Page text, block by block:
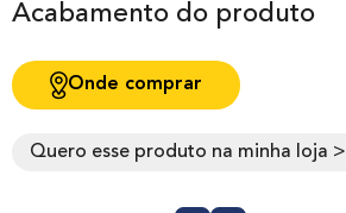
Acabamento do produto
Onde comprar
Quero esse produto na minha loja >